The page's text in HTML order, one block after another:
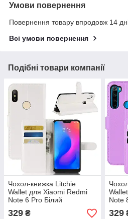
Умови повернення
Повернення товару впродовж 14
Всі умови повернення
Подібні товари компанії
Чохол-книжка Litchie
Wallet для Xiaomi Redmi
Note 6 Pro Білий
329 ₴
Note
329